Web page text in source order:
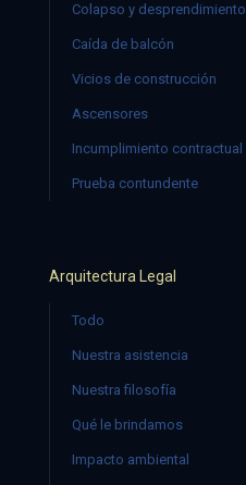
Colapso y desprendimiento
Caída de balcón
Vicios de construcción
Ascensores
Incumplimiento contractual
Prueba contundente
Arquitectura Legal
Todo
Nuestra asistencia
Nuestra filosofía
Qué le brindamos
Impacto ambiental